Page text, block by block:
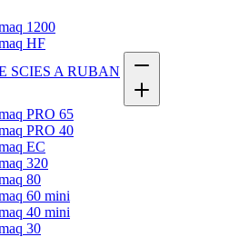
1200
HF
SCIES A RUBAN
PRO 65
PRO 40
EC
320
80
60 mini
40 mini
30